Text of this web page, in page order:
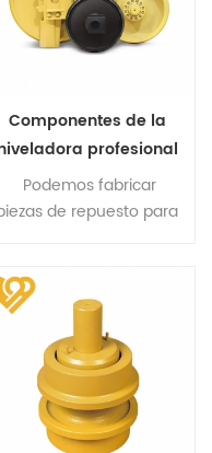
Componentes de la
profesional
del ralentí delantero
d85
Podemos fabricar
de repuesto para
según sus muestras,
diseños o dibujos
técnicos.